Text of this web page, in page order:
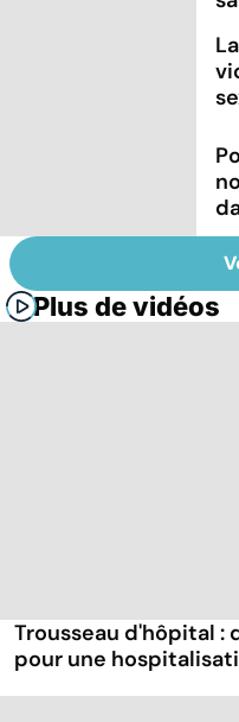
Plus de vidéos
Trousseau d'hôpital :
pour une